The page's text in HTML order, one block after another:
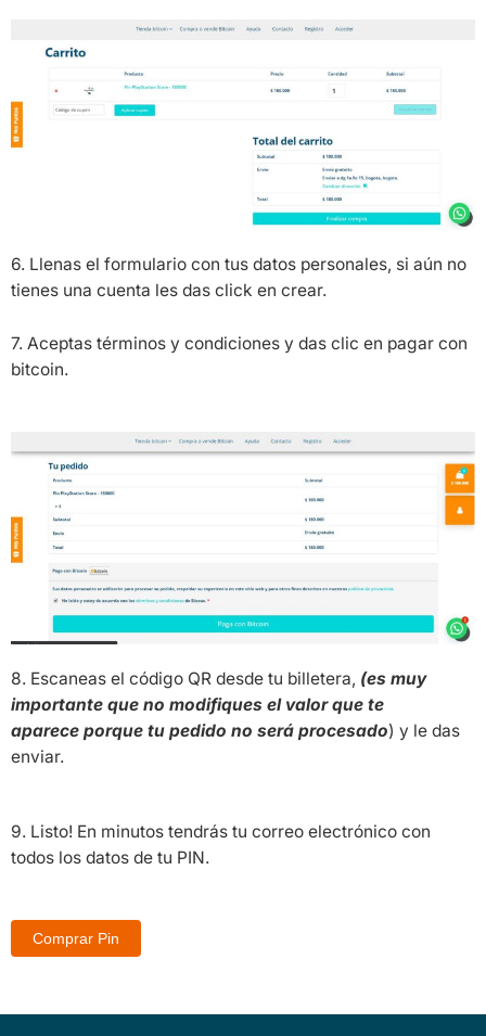
6. Llenas el formulario con tus datos personales, si aún no
tienes una cuenta les das click en crear.
7. Aceptas términos y condiciones y das clic en pagar con
bitcoin.
8. Escaneas el código QR desde tu billetera, (es muy
importante que no modifiques el valor que te
aparece porque tu pedido no será procesado) y le das
enviar.
9. Listo! En minutos tendrás tu correo electrónico con
todos los datos de tu PIN.
Comprar Pin